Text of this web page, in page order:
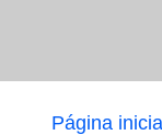
Página